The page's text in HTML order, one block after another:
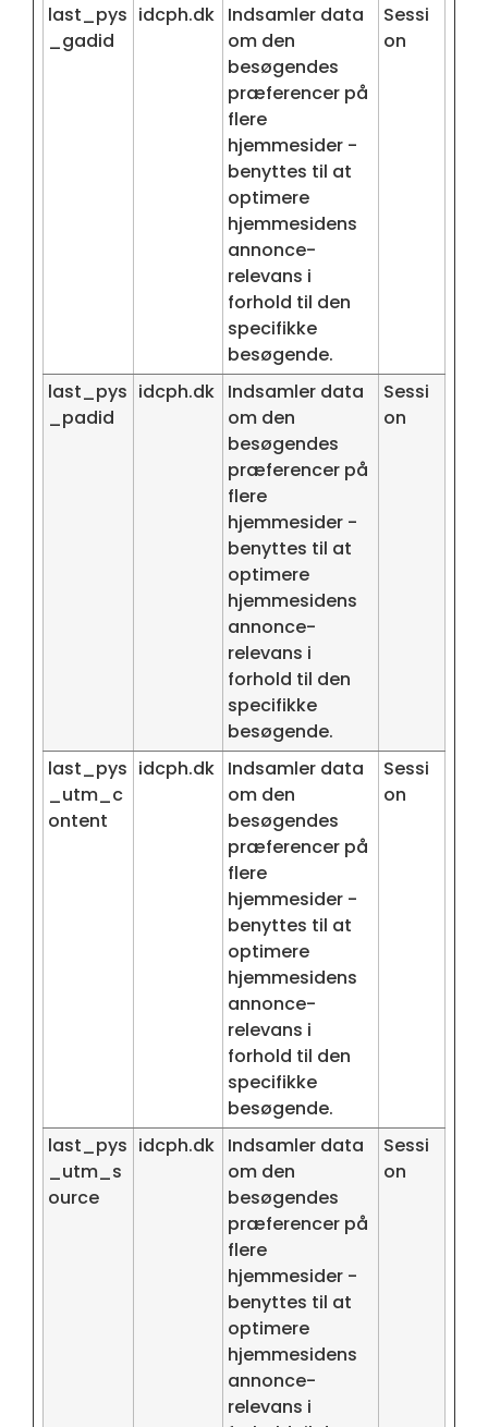
last_pys
_gadid
idcph.dk Indsamler data
om den
besøgendes
præferencer på
flere
hjemmesider -
benyttes til at
optimere
hjemmesidens
annonce-
relevans i
forhold til den
specifikke
besøgende.
Sessi
on
last_pys
_padid
idcph.dk Indsamler data
om den
besøgendes
præferencer på
flere
hjemmesider -
benyttes til at
optimere
hjemmesidens
annonce-
relevans i
forhold til den
specifikke
besøgende.
Sessi
on
last_pys
_utm_c
ontent
idcph.dk Indsamler data
om den
besøgendes
præferencer på
flere
hjemmesider -
benyttes til at
optimere
hjemmesidens
annonce-
relevans i
forhold til den
specifikke
besøgende.
Sessi
on
last_pys
_utm_s
ource
idcph.dk Indsamler data
om den
besøgendes
præferencer på
flere
hjemmesider -
benyttes til at
optimere
hjemmesidens
annonce-
relevans i
Sessi
on